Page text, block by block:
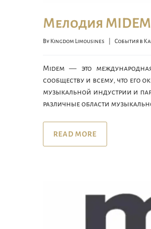
Мелодия MIDEM
By Kingdom Limousines События в
Midem — это
сообществу и всему, что его
музыкальной индустрии и
различные области
READ MORE